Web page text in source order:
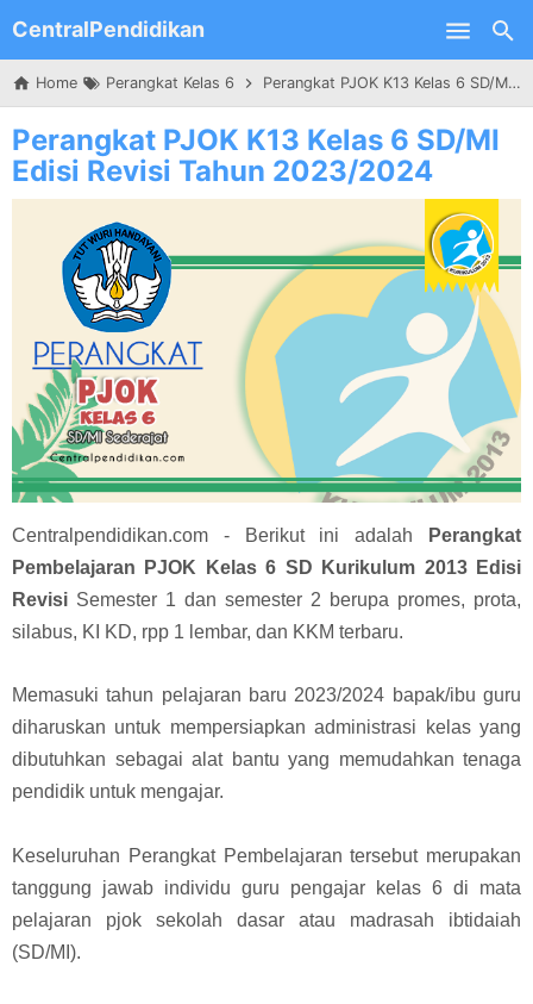
Skip to main content
CentralPendidikan
Home Perangkat Kelas 6 Perangkat PJOK K13 Kelas 6 SD/MI Edisi Revisi Tahun 2023/2024
Perangkat PJOK K13 Kelas 6 SD/MI
Edisi Revisi Tahun 2023/2024
Centralpendidikan.com - Berikut ini adalah
Perangkat
Pembelajaran PJOK Kelas 6 SD Kurikulum 2013 Edisi
Revisi Semester 1 dan semester 2 berupa promes, prota,
silabus, KI KD, rpp 1 lembar, dan KKM terbaru.
Memasuki tahun pelajaran baru 2023/2024 bapak/ibu guru
diharuskan untuk mempersiapkan administrasi kelas yang
dibutuhkan sebagai alat bantu yang memudahkan tenaga
pendidik untuk mengajar.
Keseluruhan Perangkat Pembelajaran tersebut merupakan
tanggung jawab individu guru pengajar kelas 6 di mata
pelajaran pjok sekolah dasar atau madrasah ibtidaiah
(SD/MI).